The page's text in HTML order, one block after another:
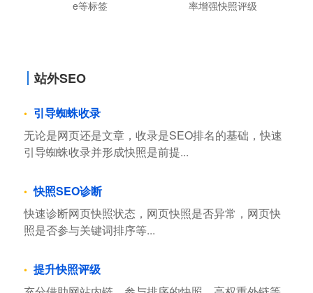
e等标签
率增强快照评级
站外SEO
引导蜘蛛收录
无论是网页还是文章，收录是SEO排名的基础，快速
引导蜘蛛收录并形成快照是前提...
快照SEO诊断
快速诊断网页快照状态，网页快照是否异常，网页快
照是否参与关键词排序等...
提升快照评级